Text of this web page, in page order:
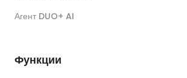
Агент DUO+ AI
Функции